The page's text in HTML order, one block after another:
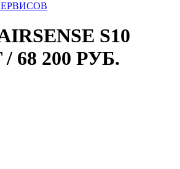
S10
/ 68 200 РУБ.